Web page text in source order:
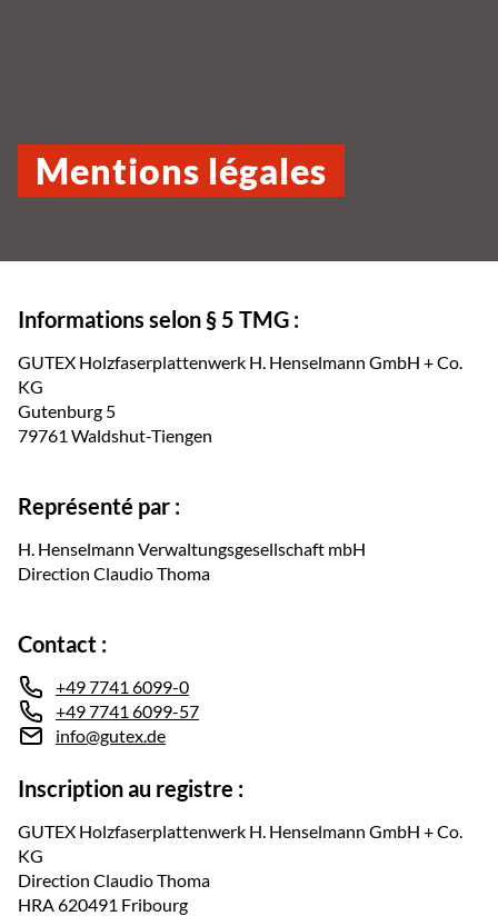
Mentions légales
Informations selon § 5 TMG :
GUTEX Holzfaserplattenwerk H. Henselmann GmbH + Co.
KG
Gutenburg 5
79761 Waldshut-Tiengen
Représenté par :
H. Henselmann Verwaltungsgesellschaft mbH
Direction Claudio Thoma
Contact :
+49 7741 6099-0
+49 7741 6099-57
info@gutex.de
Inscription au registre :
GUTEX Holzfaserplattenwerk H. Henselmann GmbH + Co.
KG
Direction Claudio Thoma
HRA 620491 Fribourg